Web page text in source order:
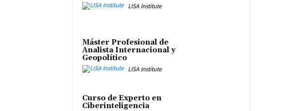
LISA Institute
Máster Profesional de
Analista Internacional y
Geopolítico
LISA Institute
Curso de Experto en
Ciberinteligencia